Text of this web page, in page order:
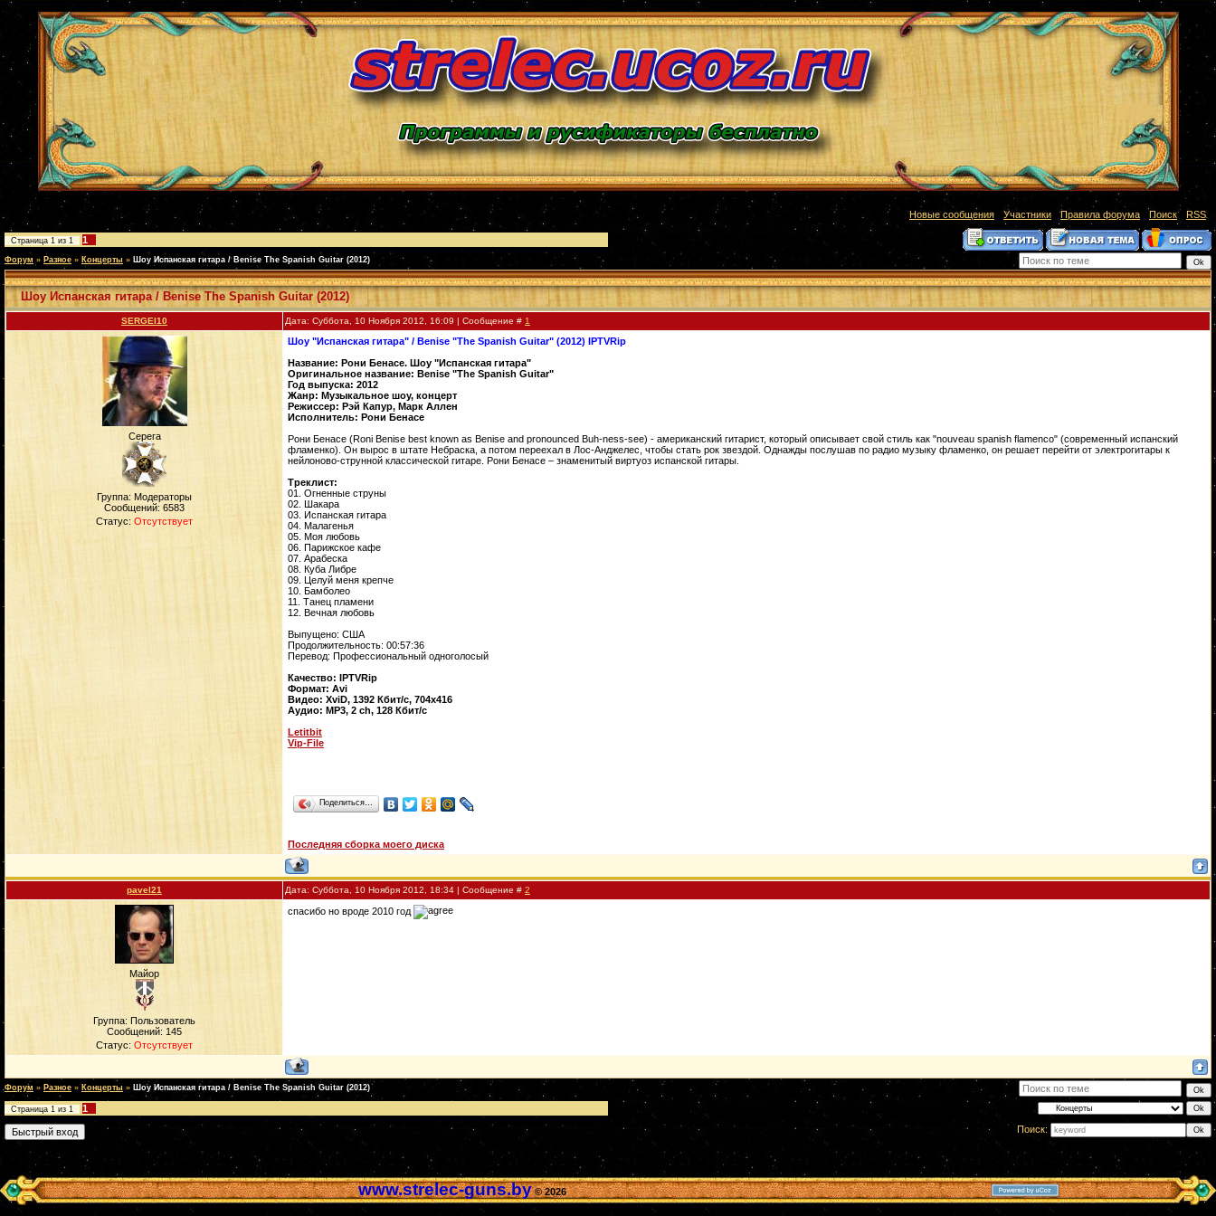
Новые сообщения Участники ·Правила форума Поиск· RSS]
Страница 1 из 1 1
Форум » Разное » Концерты » Шоу Испанская гитара / Benise The Spanish Guitar (2012)
Шоу Испанская гитара / Benise The Spanish Guitar (2012)
SERGEI10 Дата: Суббота, 10 Ноября 2012, 16:09 | Сообщение # 1
Серега
Группа: Модераторы
Сообщений: 6583
Статус: Отсутствует
Шоу "Испанская гитара" / Benise "The Spanish Guitar" (2012) IPTVRip
Название: Рони Бенасе. Шоу "Испанская гитара"
Оригинальное название: Benise "The Spanish Guitar"
Год выпуска: 2012
Жанр: Музыкальное шоу, концерт
Режиссер: Рэй Капур, Марк Аллен
Исполнитель: Рони Бенасе
Рони Бенасе (Roni Benise best known as Benise and pronounced Buh-ness-see) - американский гитарист, который описывает свой стиль как "nouveau spanish flamenco" (современный испанский
фламенко). Он вырос в штате Небраска, а потом переехал в Лос-Анджелес, чтобы стать рок звездой. Однажды послушав по радио музыку фламенко, он решает перейти от электрогитары к
нейлоново-струнной классической гитаре. Рони Бенасе – знаменитый виртуоз испанской гитары.
Треклист:
01. Огненные струны
02. Шакара
03. Испанская гитара
04. Малагенья
05. Моя любовь
06. Парижское кафе
07. Арабеска
08. Куба Либре
09. Целуй меня крепче
10. Бамболео
11. Танец пламени
12. Вечная любовь
Выпущено: США
Продолжительность: 00:57:36
Перевод: Профессиональный одноголосый
Качество: IPTVRip
Формат: Avi
Видео: XviD, 1392 Кбит/с, 704х416
Аудио: MP3, 2 ch, 128 Кбит/с
Letitbit
Vip-File
Поделиться…
Последняя сборка моего диска
pavel21 Дата: Суббота, 10 Ноября 2012, 18:34 | Сообщение # 2
Майор
Группа: Пользователь
Сообщений: 145
Статус: Отсутствует
спасибо но вроде 2010 год
Форум » Разное » Концерты » Шоу Испанская гитара / Benise The Spanish Guitar (2012)
Страница 1 из 1
1
Поиск:
www.strelec-guns.by© 2026